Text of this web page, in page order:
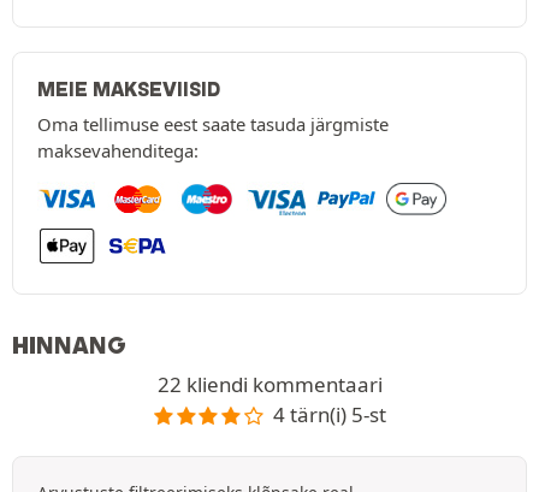
MEIE MAKSEVIISID
Oma tellimuse eest saate tasuda järgmiste
maksevahenditega:
HINNANG
22 kliendi kommentaari
4 tärn(i) 5-st